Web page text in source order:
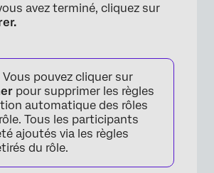
avez terminé, cliquez sur
Vous pouvez cliquer sur
pour supprimer les règles
automatique des rôles
Tous les participants
ajoutés via les règles
du rôle.